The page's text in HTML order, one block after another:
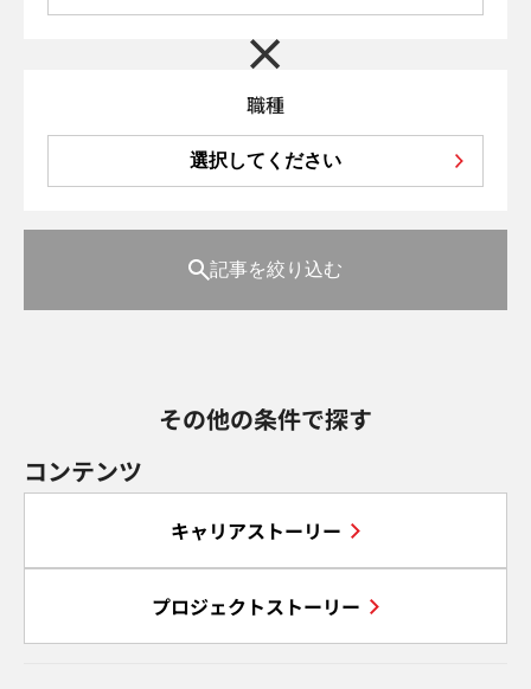
職種
選択してください
記事を絞り込む
その他の条件で探す
コンテンツ
キャリアストーリー
プロジェクトストーリー